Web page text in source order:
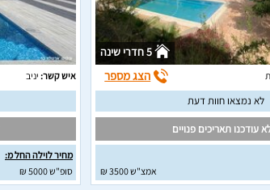
5 חדרי שינה
הצג מספר
לא נמצאו חוות דעת
עודכנו תאריכים פנויים
אמצ"ש 3500 ₪
איש קשר: יניב
מחיר לוילה החל מ:
סופ"ש 5000 ₪